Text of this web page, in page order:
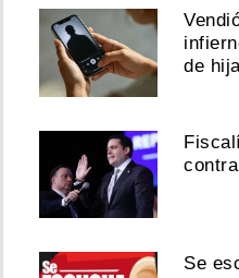
de
contra
Se